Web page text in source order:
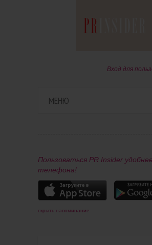
Вход для
МЕНЮ
ПАРТНЕРАМ
КОНТАКТЫ
Пользоваться PR Insider
телефона!
скрыть напоминание